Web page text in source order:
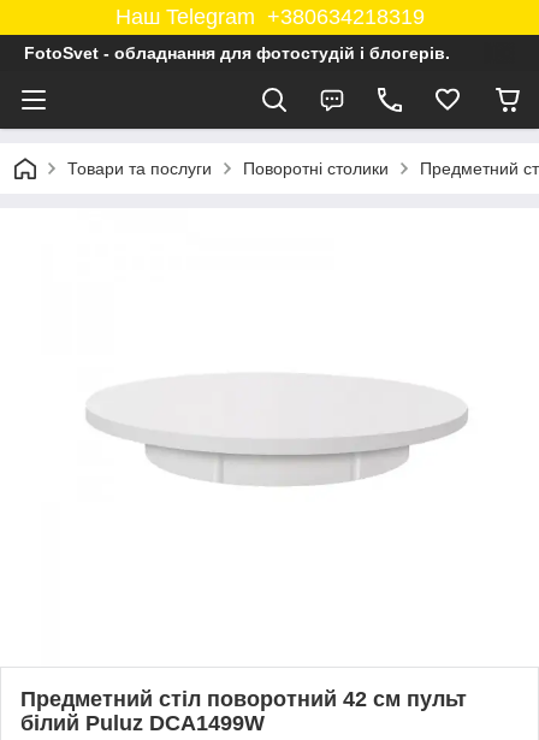
Наш Telegram +380634218319
FotoSvet - обладнання для фотостудій і блогерів.
Товари та послуги Поворотні столики Предметний
Предметний стіл поворотний 42 см пульт
білий Puluz DCA1499W